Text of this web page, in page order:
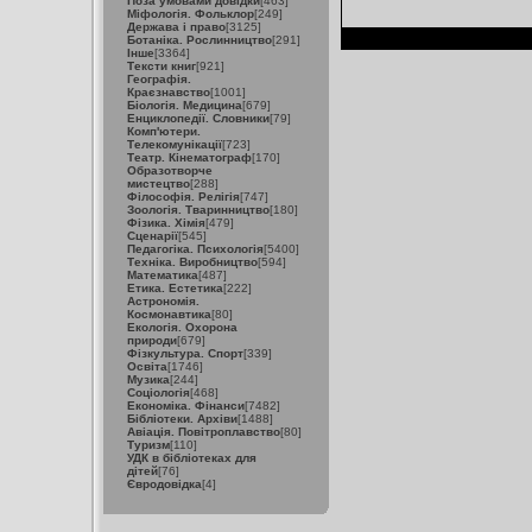
Міфологія. Фольклор[249]
Держава і право[3125]
Ботаніка. Рослинництво[291]
Інше[3364]
Тексти книг[921]
Географія.
Краєзнавство[1001]
Біологія. Медицина[679]
Енциклопедії. Словники[79]
Комп'ютери.
Телекомунікації[723]
Театр. Кінематограф[170]
Образотворче
мистецтво[288]
Філософія. Релігія[747]
Зоологія. Тваринництво[180]
Фізика. Хімія[479]
Сценарії[545]
Педагогіка. Психологія[5400]
Техніка. Виробництво[594]
Математика[487]
Етика. Естетика[222]
Астрономія.
Космонавтика[80]
Екологія. Охорона
природи[679]
Фізкультура. Спорт[339]
Освіта[1746]
Музика[244]
Соціологія[468]
Економіка. Фінанси[7482]
Бібліотеки. Архіви[1488]
Авіація. Повітроплавство[80]
Туризм[110]
УДК в бібліотеках для
дітей[76]
Євродовідка[4]